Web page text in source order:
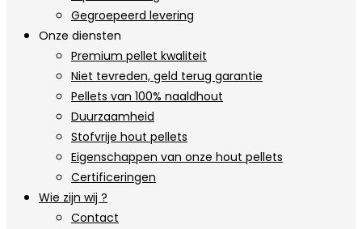
Gegroepeerd levering
Onze diensten
Premium pellet kwaliteit
Niet tevreden, geld terug garantie
Pellets van 100% naaldhout
Duurzaamheid
Stofvrije hout pellets
Eigenschappen van onze hout pellets
Certificeringen
Wie zijn wij ?
Contact